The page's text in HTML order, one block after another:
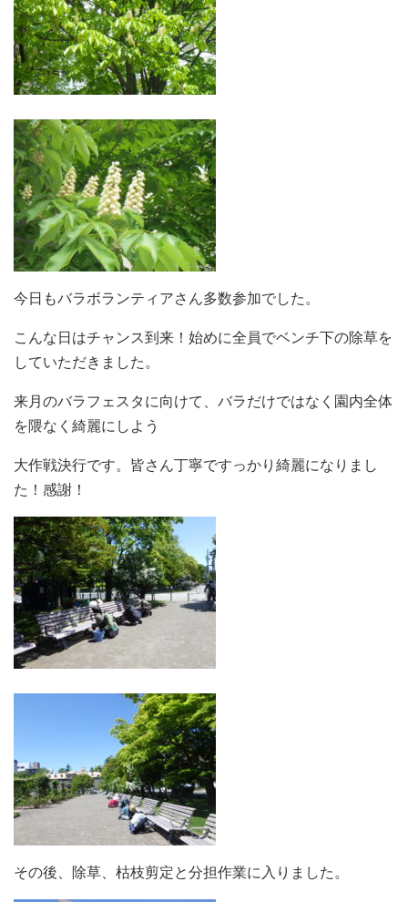
今日もバラボランティアさん多数参加でした。
こんな日はチャンス到来！始めに全員でベンチ下の除草を
していただきました。
来月のバラフェスタに向けて、バラだけではなく園内全体
を隈なく綺麗にしよう
大作戦決行です。皆さん丁寧ですっかり綺麗になりまし
た！感謝！
その後、除草、枯枝剪定と分担作業に入りました。